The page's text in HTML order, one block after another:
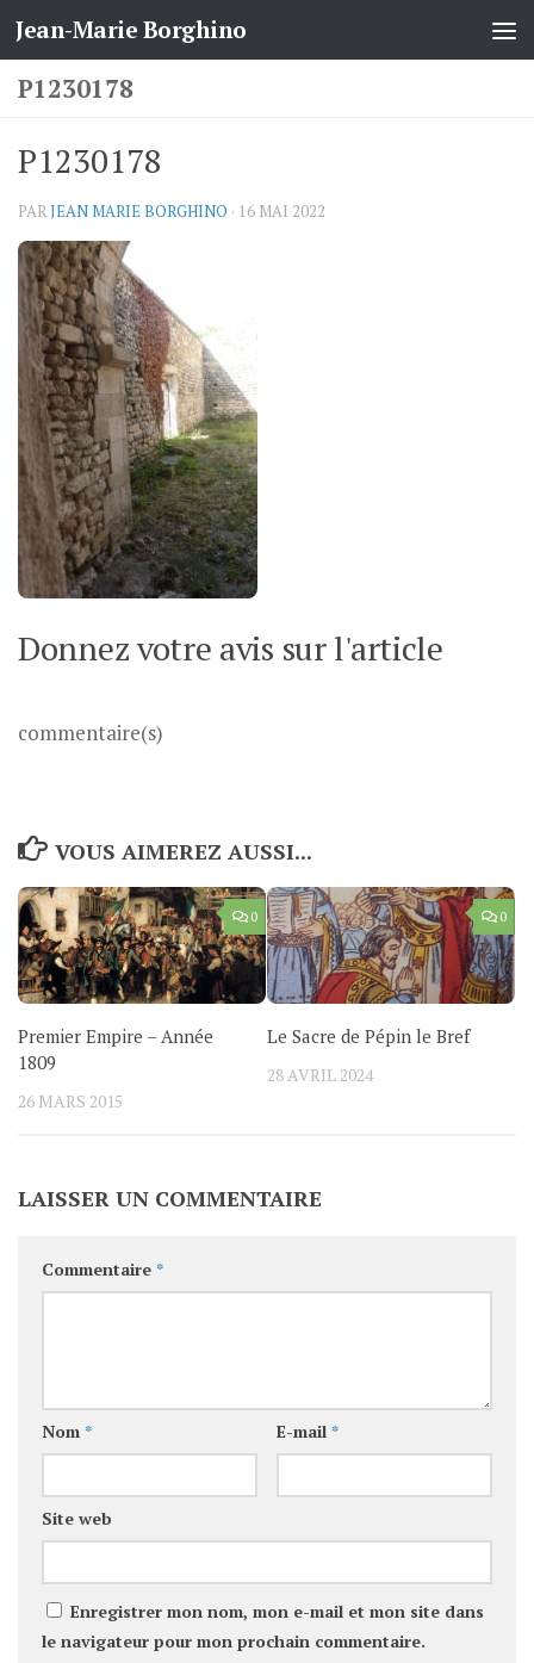
Skip to content
Jean-Marie Borghino
P1230178
P1230178
PARJEAN MARIE BORGHINO · 16 MAI 2022
Donnez votre avis sur l'article
commentaire(s)
VOUS AIMEREZ AUSSI...
0
Premier Empire – Année
1809
26 MARS 2015
0
Le Sacre de Pépin le Bref
28 AVRIL 2024
LAISSER UN COMMENTAIRE
Commentaire *
Nom * E-mail *
Site web
Enregistrer mon nom, mon e-mail et mon site dans
le navigateur pour mon prochain commentaire.